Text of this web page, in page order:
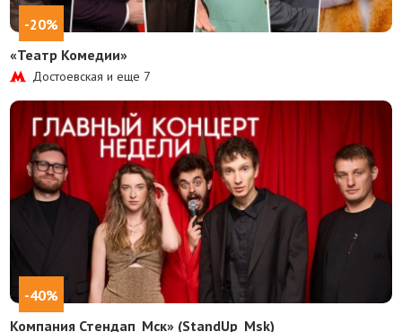
-20%
«Театр Комедии»
Достоевская и еще 7
-40%
Компания Стендап_Мск» (StandUp_Msk)